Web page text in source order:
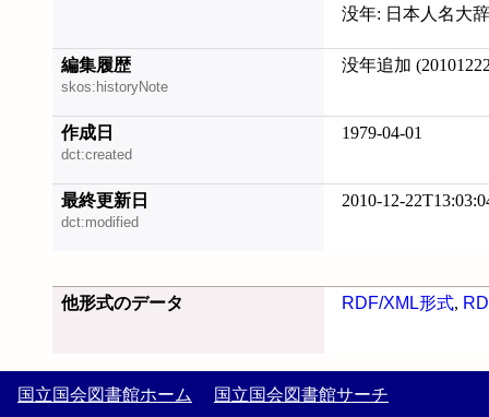
没年: 日本人名大
編集履歴
skos:historyNote
没年追加
作成日
dct:created
1979-04-01
最終更新日
dct:modified
2010-12-
他形式のデータ RDF/XML形式,
国立国会図書館ホーム 国立国会図書館サーチ